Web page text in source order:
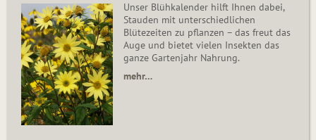
Unser Blühkalender hilft Ihnen dabei,
Stauden mit unterschiedlichen
Blütezeiten zu pflanzen – das freut das
Auge und bietet vielen Insekten das
ganze Gartenjahr Nahrung.
mehr…